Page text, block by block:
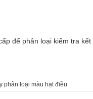
để phân loại kiểm tra kết
phân loại màu hạt điều